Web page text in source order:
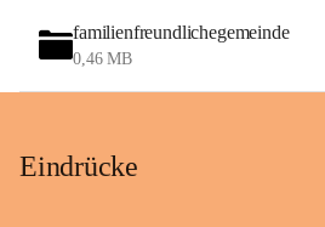
familienfreundlichegemeinde
0,46 MB
Eindrücke